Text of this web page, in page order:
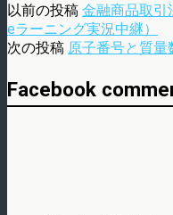
以前の投稿 金融商品取
eラーニング実況中継）
次の投稿 原子番号と質
Facebook